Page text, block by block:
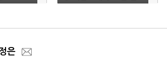
본주택 오픈
은